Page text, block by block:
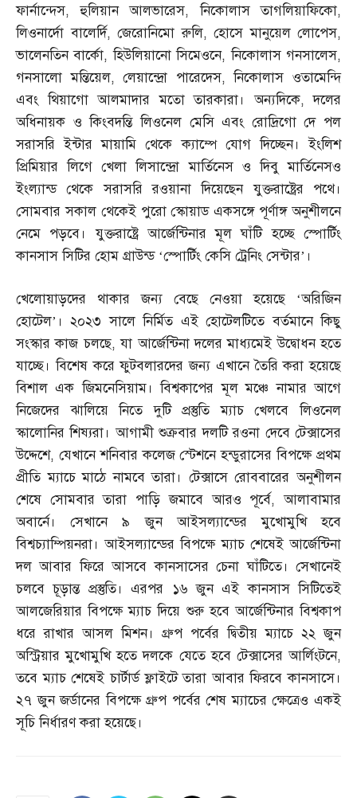
ফার্নান্দেস,হুলিয়ান আলভারেস,নিকোলাস তাগলিয়াফিকো,
লিওনার্দো বালের্দি, জেরোনিমো রুলি, হোসে মানুয়েল লোপেস,
ভালেনতিন বার্কো,হিউলিয়ানো সিমেওনে,নিকোলাস গনসালেস,
গনসালো মন্তিয়েল,লেয়ান্দ্রো পারেদেস,নিকোলাস ওতামেন্দি
এবং থিয়াগো আলমাদার মতো তারকারা। অন্যদিকে,দলের
অধিনায়ক ও কিংবদন্তি লিওনেল মেসি এবং রোদ্রিগো দে পল
সরাসরি ইন্টার মায়ামি থেকে ক্যাম্পে যোগ দিচ্ছেন। ইংলিশ
প্রিমিয়ার লিগে খেলা লিসান্দ্রো মার্তিনেস ও দিবু মার্তিনেসও
ইংল্যান্ড থেকে সরাসরি রওয়ানা দিয়েছেন যুক্তরাষ্ট্রের পথে।
সোমবার সকাল থেকেই পুরো স্কোয়াড একসঙ্গে পূর্ণাঙ্গ অনুশীলনে
নেমে পড়বে। যুক্তরাষ্ট্রে আর্জেন্টিনার মূল ঘাঁটি হচ্ছে স্পোর্টিং
কানসাস সিটির হোম গ্রাউন্ড ‘স্পোর্টিং কেসি ট্রেনিং সেন্টার’।
খেলোয়াড়দের থাকার জন্য বেছে নেওয়া হয়েছে ‘অরিজিন
হোটেল’। ২০২৩ সালে নির্মিত এই হোটেলটিতে বর্তমানে কিছু
সংস্কার কাজ চলছে,যা আর্জেন্টিনা দলের মাধ্যমেই উদ্বোধন হতে
যাচ্ছে। বিশেষ করে ফুটবলারদের জন্য এখানে তৈরি করা হয়েছে
বিশাল এক জিমনেসিয়াম। বিশ্বকাপের মূল মঞ্চে নামার আগে
নিজেদের ঝালিয়ে নিতে দুটি প্রস্তুতি ম্যাচ খেলবে লিওনেল
স্কালোনির শিষ্যরা। আগামী শুক্রবার দলটি রওনা দেবে টেক্সাসের
উদ্দেশে, যেখানে শনিবার কলেজ স্টেশনে হন্ডুরাসের বিপক্ষে প্রথম
প্রীতি ম্যাচে মাঠে নামবে তারা। টেক্সাসে রোববারের অনুশীলন
শেষে সোমবার তারা পাড়ি জমাবে আরও পূর্বে,আলাবামার
অবার্নে। সেখানে ৯ জুন আইসল্যান্ডের মুখোমুখি হবে
বিশ্বচ্যাম্পিয়নরা। আইসল্যান্ডের বিপক্ষে ম্যাচ শেষেই আর্জেন্টিনা
দল আবার ফিরে আসবে কানসাসের চেনা ঘাঁটিতে। সেখানেই
চলবে চূড়ান্ত প্রস্তুতি। এরপর ১৬ জুন এই কানসাস সিটিতেই
আলজেরিয়ার বিপক্ষে ম্যাচ দিয়ে শুরু হবে আর্জেন্টিনার বিশ্বকাপ
ধরে রাখার আসল মিশন। গ্রুপ পর্বের দ্বিতীয় ম্যাচে ২২ জুন
অস্ট্রিয়ার মুখোমুখি হতে দলকে যেতে হবে টেক্সাসের আর্লিংটনে,
তবে ম্যাচ শেষেই চার্টার্ড ফ্লাইটে তারা আবার ফিরবে কানসাসে।
২৭ জুন জর্ডানের বিপক্ষে গ্রুপ পর্বের শেষ ম্যাচের ক্ষেত্রেও একই
সূচি নির্ধারণ করা হয়েছে।